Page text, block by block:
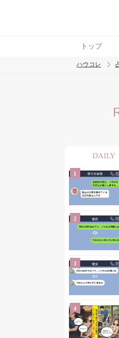
トップ
トレンド
ハウコレ
DAILY